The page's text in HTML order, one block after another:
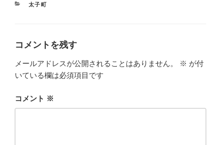
カ
太子町
コメントを残す
メールアドレスが公開されることはありません。 ※ が付
いている欄は必須項目です
コメント ※